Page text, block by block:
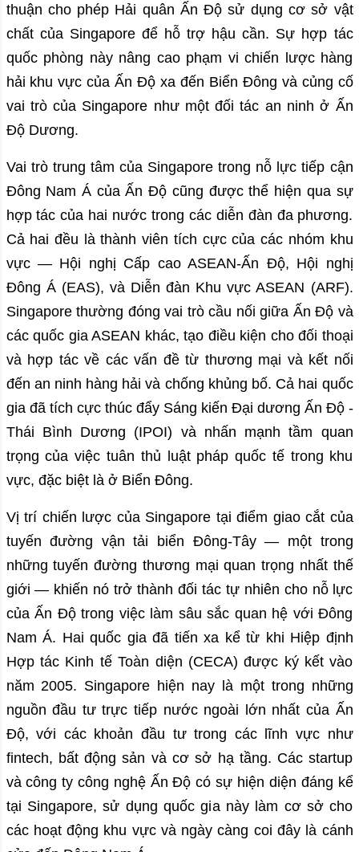
thuận cho phép Hải quân Ấn Độ sử dụng cơ sở vật
chất của Singapore để hỗ trợ hậu cần. Sự hợp tác
quốc phòng này nâng cao phạm vi chiến lược hàng
hải khu vực của Ấn Độ xa đến Biển Đông và củng cố
vai trò của Singapore như một đối tác an ninh ở Ấn
Độ Dương.
Vai trò trung tâm của Singapore trong nỗ lực tiếp cận
Đông Nam Á của Ấn Độ cũng được thể hiện qua sự
hợp tác của hai nước trong các diễn đàn đa phương.
Cả hai đều là thành viên tích cực của các nhóm khu
vực — Hội nghị Cấp cao ASEAN-Ấn Độ, Hội nghị
Đông Á (EAS), và Diễn đàn Khu vực ASEAN (ARF).
Singapore thường đóng vai trò cầu nối giữa Ấn Độ và
các quốc gia ASEAN khác, tạo điều kiện cho đối thoại
và hợp tác về các vấn đề từ thương mại và kết nối
đến an ninh hàng hải và chống khủng bố. Cả hai quốc
gia đã tích cực thúc đẩy Sáng kiến Đại dương Ấn Độ -
Thái Bình Dương (IPOI) và nhấn mạnh tầm quan
trọng của việc tuân thủ luật pháp quốc tế trong khu
vực, đặc biệt là ở Biển Đông.
Vị trí chiến lược của Singapore tại điểm giao cắt của
tuyến đường vận tải biển Đông-Tây — một trong
những tuyến đường thương mại quan trọng nhất thế
giới — khiến nó trở thành đối tác tự nhiên cho nỗ lực
của Ấn Độ trong việc làm sâu sắc quan hệ với Đông
Nam Á. Hai quốc gia đã tiến xa kể từ khi Hiệp định
Hợp tác Kinh tế Toàn diện (CECA) được ký kết vào
năm 2005. Singapore hiện nay là một trong những
nguồn đầu tư trực tiếp nước ngoài lớn nhất của Ấn
Độ, với các khoản đầu tư trong các lĩnh vực như
fintech, bất động sản và cơ sở hạ tầng. Các startup
và công ty công nghệ Ấn Độ có sự hiện diện đáng kể
tại Singapore, sử dụng quốc gia này làm cơ sở cho
các hoạt động khu vực và ngày càng coi đây là cánh